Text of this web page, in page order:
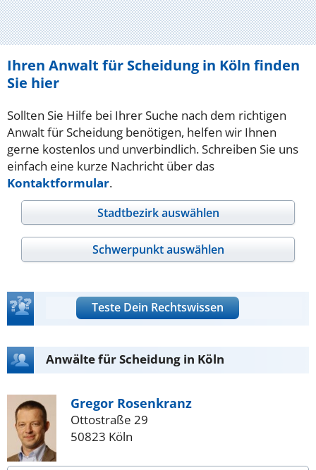
Ihren Anwalt für Scheidung in Köln finden
Sie hier
Sollten Sie Hilfe bei Ihrer Suche nach dem richtigen
Anwalt für Scheidung benötigen, helfen wir Ihnen
gerne kostenlos und unverbindlich. Schreiben Sie uns
einfach eine kurze Nachricht über das
Kontaktformular.
Stadtbezirk auswählen
Schwerpunkt auswählen
Teste Dein Rechtswissen
Anwälte für Scheidung in Köln
Gregor Rosenkranz
Ottostraße 29
50823 Köln